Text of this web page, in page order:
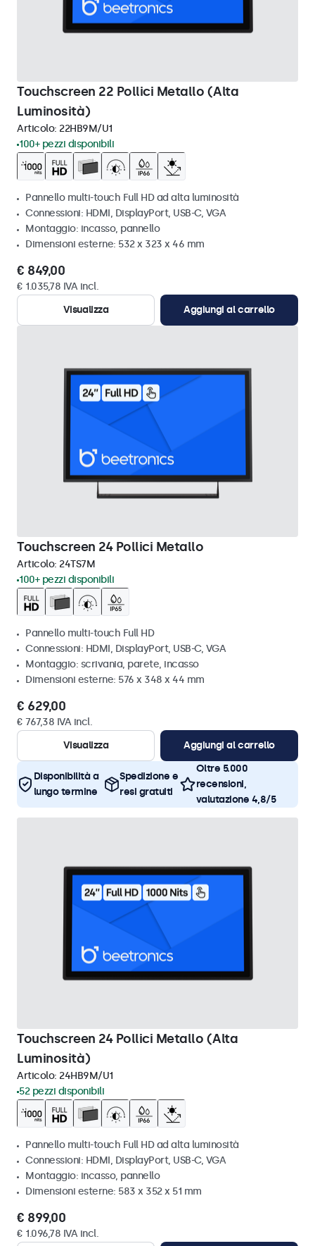
Touchscreen 22 Pollici Metallo (Alta
Luminosità)
Articolo: 22HB9M/U1
100+ pezzi disponibili
Pannello multi-touch Full HD ad alta luminosità
Connessioni: HDMI, DisplayPort, USB-C, VGA
Montaggio: incasso, pannello
Dimensioni esterne: 532 x 323 x 46 mm
€ 849,00
€ 1.035,78 IVA incl.
Visualizza
Aggiungi al carrello
Touchscreen 24 Pollici Metallo
Articolo: 24TS7M
100+ pezzi disponibili
Pannello multi-touch Full HD
Connessioni: HDMI, DisplayPort, USB-C, VGA
Montaggio: scrivania, parete, incasso
Dimensioni esterne: 576 x 348 x 44 mm
€ 629,00
€ 767,38 IVA incl.
Visualizza
Aggiungi al carrello
Disponibilità a
lungo termine
Spedizione e
resi gratuiti
Oltre 5.000
recensioni,
valutazione 4,8/5
Touchscreen 24 Pollici Metallo (Alta
Luminosità)
Articolo: 24HB9M/U1
52 pezzi disponibili
Pannello multi-touch Full HD ad alta luminosità
Connessioni: HDMI, DisplayPort, USB-C, VGA
Montaggio: incasso, pannello
Dimensioni esterne: 583 x 352 x 51 mm
€ 899,00
€ 1.096,78 IVA incl.